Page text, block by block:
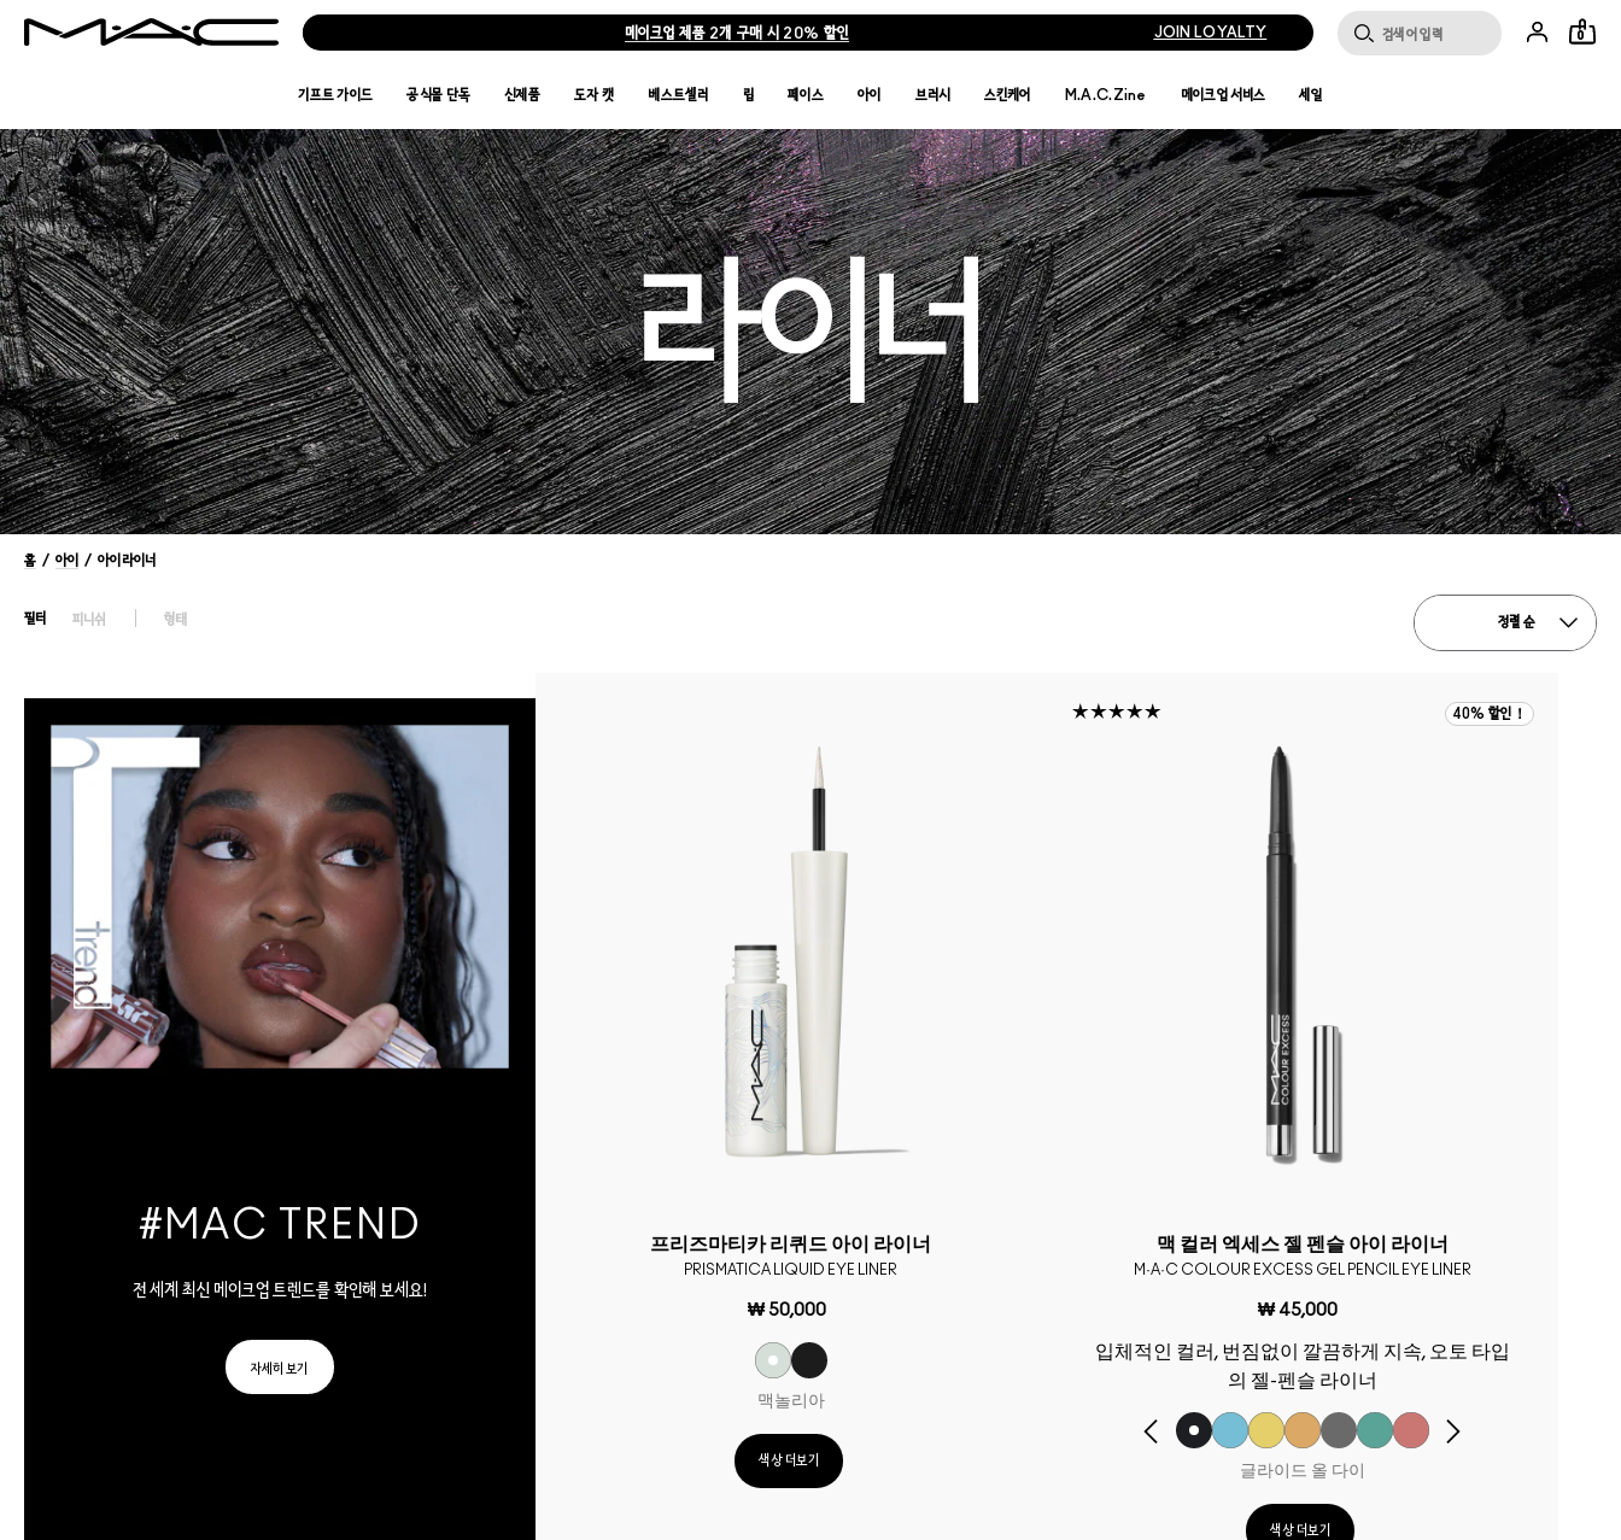
메이크업 제품 2개 구매 시 20% 할인 JOIN LOYALTY 0
기프트 가이드 공식몰 단독 신제품 도자 캣 베스트셀러 립 페이스 아이 브러시 스킨케어 M.A.C.Zine 메이크업 서비스 세일
라이너
홈 / 아이 / 아이라이너
필터 피니쉬 형태 정렬 순
#MAC TREND
전 세계 최신 메이크업 트렌드를 확인해 보세요!
자세히 보기
프리즈마티카 리퀴드 아이 라이너
PRISMATICA LIQUID EYE LINER
₩ 50,000
맥놀리아
색상 더보기
40% 할인！
맥 컬러 엑세스 젤 펜슬 아이 라이너
M·A·C COLOUR EXCESS GEL PENCIL EYE LINER
₩ 45,000
입체적인 컬러, 번짐없이 깔끔하게 지속, 오토 타입
의 젤-펜슬 라이너
글라이드 올 다이
색상 더보기